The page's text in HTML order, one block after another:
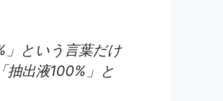
」という言葉だけ
出液100%」と